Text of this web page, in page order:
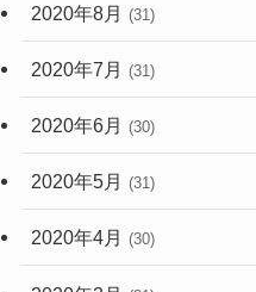
2020年8月 (31)
2020年7月 (31)
2020年6月 (30)
2020年5月 (31)
2020年4月 (30)